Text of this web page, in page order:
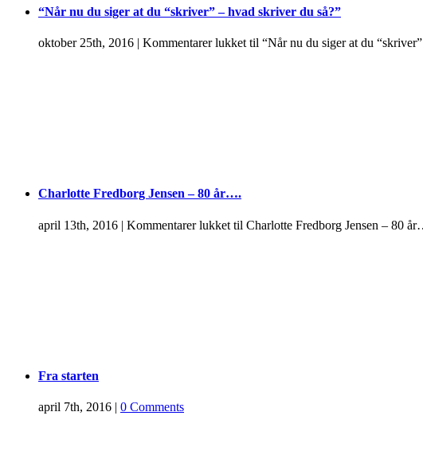
“Når nu du siger at du “skriver” – hvad skriver du så?”
oktober 25th, 2016 | Kommentarer lukket til “Når nu du siger at du
Charlotte Fredborg Jensen – 80 år….
april 13th, 2016 | Kommentarer lukket til Charlotte Fredborg Jensen – 80
Fra starten
april 7th, 2016 | 0 Comments